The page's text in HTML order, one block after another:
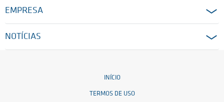
EMPRESA
NOTÍCIAS
INÍCIO
TERMOS DE USO